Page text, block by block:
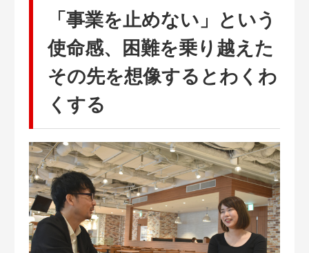
「事業を止めない」という
使命感、困難を乗り越えた
その先を想像するとわくわ
くする